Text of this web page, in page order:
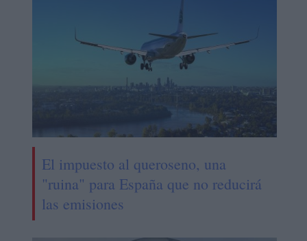
El impuesto al queroseno, una
"ruina" para España que no reducirá
las emisiones